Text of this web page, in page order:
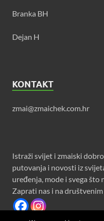
Branka BH
Dejan H
KONTAKT
zmai@zmaichek.com.hr
Istraži svijet i zmaiski
putovanja i novosti iz
uređenja, mode i svega što
Zaprati nas i na društvenim